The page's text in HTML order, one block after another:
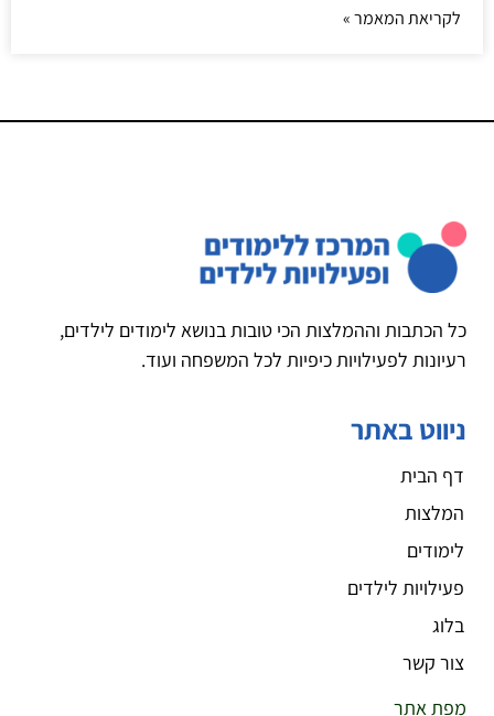
לקריאת המאמר »
כל הכתבות וההמלצות הכי טובות בנושא לימודים לילדים,
רעיונות לפעילויות כיפיות לכל המשפחה ועוד.
ניווט באתר
דף הבית
המלצות
לימודים
פעילויות לילדים
בלוג
צור קשר
מפת אתר